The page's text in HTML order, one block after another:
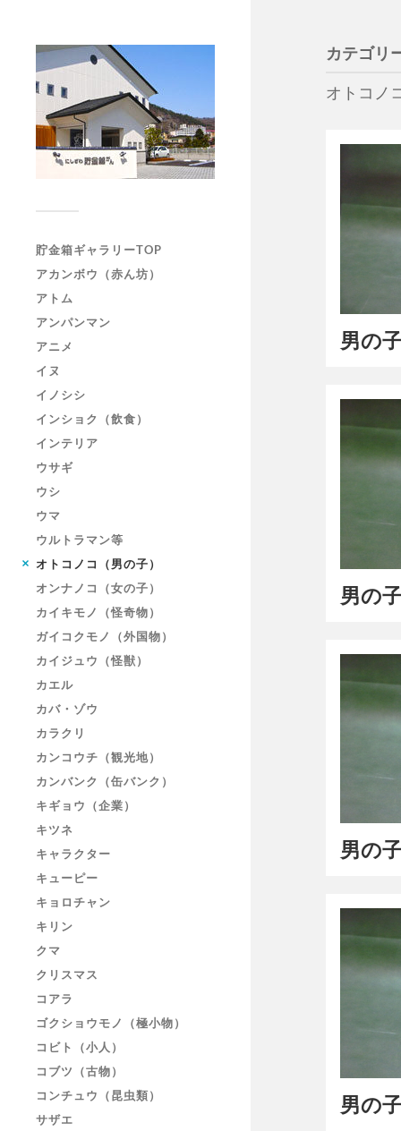
貯金箱ギャラリーTOP
アカンボウ（赤ん坊）
アトム
アンパンマン
アニメ
イヌ
イノシシ
インショク（飲食）
インテリア
ウサギ
ウシ
ウマ
ウルトラマン等
オトコノコ（男の子）
オンナノコ（女の子）
カイキモノ（怪奇物）
ガイコクモノ（外国物）
カイジュウ（怪獣）
カエル
カバ・ゾウ
カラクリ
カンコウチ（観光地）
カンバンク（缶バンク）
キギョウ（企業）
キツネ
キャラクター
キューピー
キョロチャン
キリン
クマ
クリスマス
コアラ
ゴクショウモノ（極小物）
コビト（小人）
コブツ（古物）
コンチュウ（昆虫類）
サザエ
カテゴリ
オトコノ
男の
男の
男の
男の